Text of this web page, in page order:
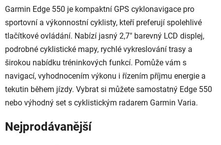
Garmin Edge 550 je kompaktní GPS cyklonavigace pro
sportovní a výkonnostní cyklisty, kteří preferují spolehlivé
tlačítkové ovládání. Nabízí jasný 2,7" barevný LCD displej,
podrobné cyklistické mapy, rychlé vykreslování trasy a
širokou nabídku tréninkových funkcí. Pomůže vám s
navigací, vyhodnocením výkonu i řízením příjmu energie a
tekutin během jízdy. Vybrat si můžete samostatný Edge 550
nebo výhodný set s cyklistickým radarem Garmin Varia.
Nejprodávanější